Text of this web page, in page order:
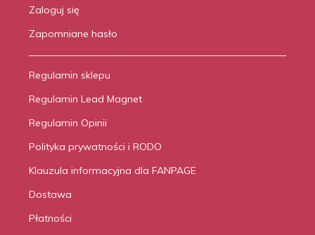
Zaloguj się
Zapomniane hasło
Regulamin sklepu
Regulamin Lead Magnet
Regulamin Opinii
Polityka prywatności i RODO
Klauzula informacyjna dla FANPAGE
Dostawa
Płatności